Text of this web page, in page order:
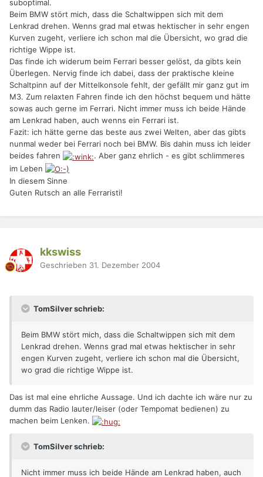
suboptimal.
Beim BMW stört mich, dass die Schaltwippen sich mit dem
Lenkrad drehen. Wenns grad mal etwas hektischer in sehr engen
Kurven zugeht, verliere ich schon mal die Übersicht, wo grad die
richtige Wippe ist.
Das finde ich widerum beim Ferrari besser gelöst, da gibts kein
Überlegen. Nervig finde ich dabei, dass der praktische kleine
Schaltpinn auf der Mittelkonsole fehlt, der gefällt mir ganz gut im
M3. Zum relaxten Fahren finde ich den höchst bequem und hätte
sowas auch gerne im Ferrari. Nicht immer muss ich beide Hände
am Lenkrad haben, auch wenns ein Ferrari ist.
Fazit: ich hätte gerne das beste aus zwei Welten, aber das gibts
nunmal weder bei Ferrari noch bei BMW. Bis dahin muss ich leider
beides fahren
. Aber ganz ehrlich - es gibt schlimmeres
im Leben
In diesem Sinne
Guten Rutsch an alle Ferraristi!
kkswiss
Geschrieben 31. Dezember 2004
TomSilver schrieb:
Beim BMW stört mich, dass die Schaltwippen sich mit dem
Lenkrad drehen. Wenns grad mal etwas hektischer in sehr
engen Kurven zugeht, verliere ich schon mal die Übersicht,
wo grad die richtige Wippe ist.
Das ist mal eine ehrliche Aussage. Und ich dachte ich wäre nur zu
dumm das Radio lauter/leiser (oder Tempomat bedienen) zu
machen beim Lenken.
TomSilver schrieb:
Nicht immer muss ich beide Hände am Lenkrad haben, auch